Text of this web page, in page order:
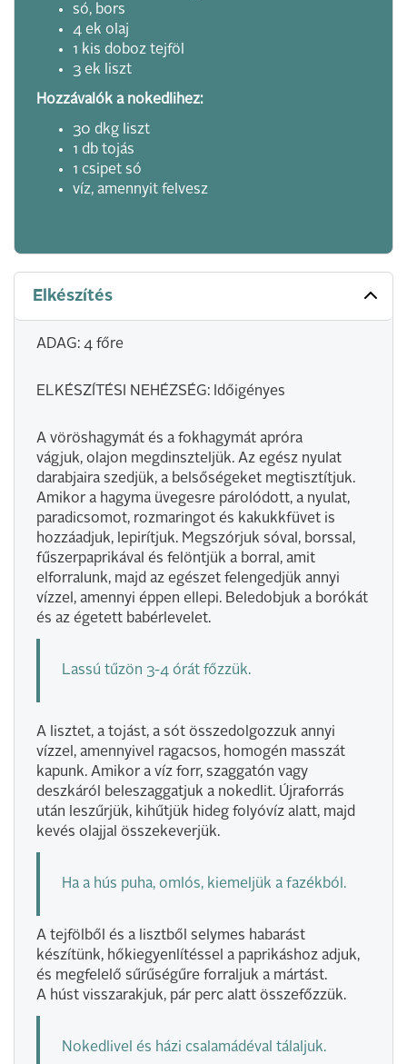
só, bors
4 ek olaj
1 kis doboz tejföl
3 ek liszt
Hozzávalók a nokedlihez:
30 dkg liszt
1 db tojás
1 csipet só
víz, amennyit felvesz
Elkészítés
ADAG: 4 főre
ELKÉSZÍTÉSI NEHÉZSÉG: Időigényes
A vöröshagymát és a fokhagymát apróra
vágjuk, olajon megdinszteljük. Az egész nyulat
darabjaira szedjük, a belsőségeket megtisztítjuk.
Amikor a hagyma üvegesre párolódott, a nyulat,
paradicsomot, rozmaringot és kakukkfüvet is
hozzáadjuk, lepirítjuk. Megszórjuk sóval, borssal,
fűszerpaprikával és felöntjük a borral, amit
elforralunk, majd az egészet felengedjük annyi
vízzel, amennyi éppen ellepi. Beledobjuk a borókát
és az égetett babérlevelet.
Lassú tűzön 3-4 órát főzzük.
A lisztet, a tojást, a sót összedolgozzuk annyi
vízzel, amennyivel ragacsos, homogén masszát
kapunk. Amikor a víz forr, szaggatón vagy
deszkáról beleszaggatjuk a nokedlit. Újraforrás
után leszűrjük, kihűtjük hideg folyóvíz alatt, majd
kevés olajjal összekeverjük.
Ha a hús puha, omlós, kiemeljük a fazékból.
A tejfölből és a lisztből selymes habarást
készítünk, hőkiegyenlítéssel a paprikáshoz adjuk,
és megfelelő sűrűségűre forraljuk a mártást.
A húst visszarakjuk, pár perc alatt összefőzzük.
Nokedlivel és házi csalamádéval tálaljuk.